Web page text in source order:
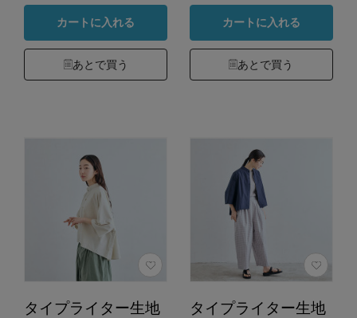
カートに入れる
あとで買う
カートに入れる
あとで買う
タイプライター生地
タイプライター生地